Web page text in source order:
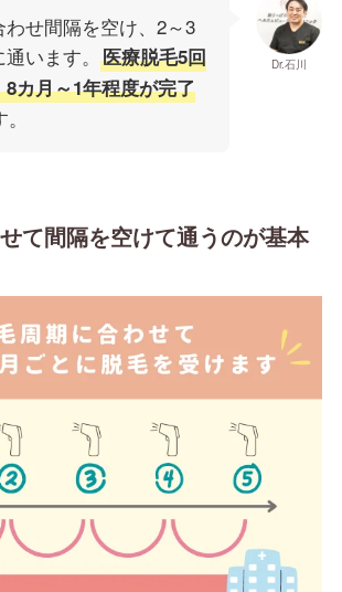
Dr.石川
せ間隔を空け、2～3
います。 医療脱毛5回
カ月～1年程度が完了
て間隔を空けて通うのが基本